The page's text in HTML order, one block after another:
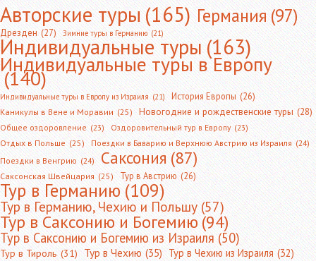
Авторские туры(165) Германия(97)
Дрезден (27) Зимние туры в Германию (21)
Индивидуальные туры(163)
Индивидуальные туры в Европу
(140)
Индивидуальные туры в Европу из Израиля (21) История Европы (26)
Каникулы в Вене и Моравии (25) Новогодние и рождественские туры (28)
Общее оздоровление (23) Оздоровительный тур в Европу (23)
Отдых в Польше (25) Поездки в Баварию и Верхнюю Австрию из Израиля (24)
Поездки в Венгрию (24) Саксония (87)
Саксонская Швейцария (25) Тур в Австрию (26)
Тур в Германию(109)
Тур в Германию, Чехию и Польшу (57)
Тур в Саксонию и Богемию(94)
Тур в Саксонию и Богемию из Израиля (50)
Тур в Тироль (31) Тур в Чехию (35) Тур в Чехию из Израиля (32)